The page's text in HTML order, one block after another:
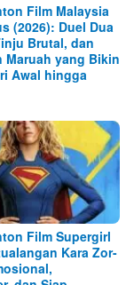
Film Malaysia
(2026): Duel Dua
Brutal, dan
Maruah yang Bikin
Awal hingga
Film Supergirl
Kara Zor-